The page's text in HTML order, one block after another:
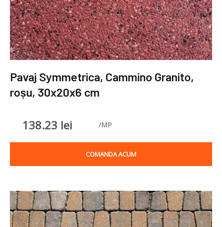
Pavaj Symmetrica, Cammino Granito,
roșu, 30x20x6 cm
138.23 lei /MP
COMANDA ACUM